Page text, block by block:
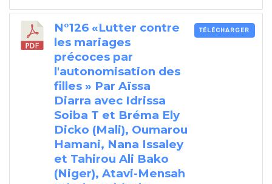
N°126 «Lutter contre
les mariages
précoces par
l'autonomisation des
filles » Par Aïssa
Diarra avec Idrissa
Soiba T et Bréma Ely
Dicko (Mali), Oumarou
Hamani, Nana Issaley
et Tahirou Ali Bako
(Niger), Atavi-Mensah
TÉLÉCHARGER